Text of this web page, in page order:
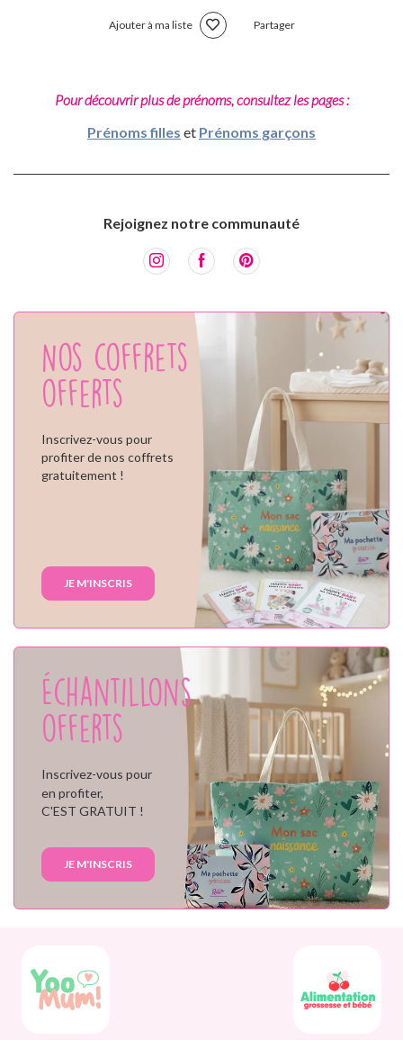
Ajouter à ma liste Partager
Pour découvrir plus de prénoms, consultez les pages :
Prénoms filles et Prénoms garçons
Rejoignez notre communauté
Nos coffrets
offerts
Inscrivez-vous pour
profiter de nos coffrets
gratuitement !
JE M'INSCRIS
Échantillons
offerts
Inscrivez-vous pour
en profiter,
C'EST GRATUIT !
JE M'INSCRIS